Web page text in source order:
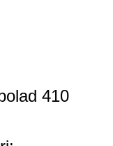
410